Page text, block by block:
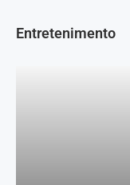
Entretenimento